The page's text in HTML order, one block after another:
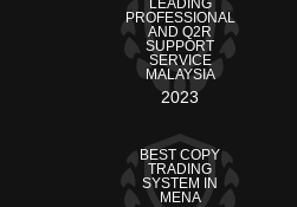
LEADING
PROFESSIONAL
AND Q2R
SUPPORT
SERVICE
MALAYSIA
2023
BEST COPY
TRADING
SYSTEM IN
MENA